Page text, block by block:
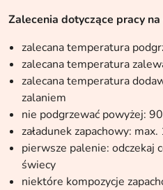
Zalecenia dotyczące pracy
zalecana temperatura
zalecana temperatura
zalecana temperatura
zalaniem
nie podgrzewać powyżej:
załadunek zapachowy:
pierwsze palenie: odczekaj
świecy
niektóre kompozycje